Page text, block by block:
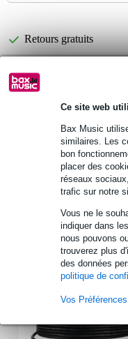
Ce site web
Bax Music
similaires. Les
bon
placer des
réseaux
trafic sur notre
Vous ne le
indiquer dans
nous pouvons
trouverez plus
des données
politique de
Vos Préférences
Retours gratuits
Informations
puissance efficace : 0,5 W
impédance nominale : 8
réponse en fréquence :
Afficher toutes les
Accessoires (7)